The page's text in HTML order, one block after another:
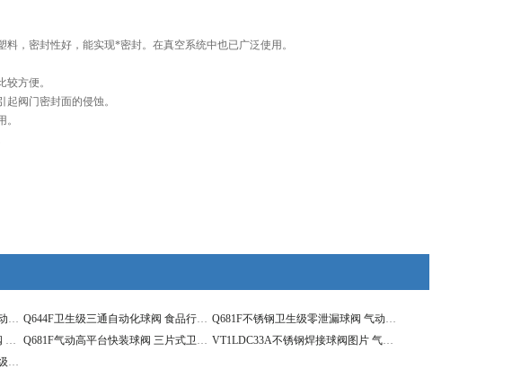
，密封性好，能实现*密封。在真空系统中也已广泛使用。
较方便。
起阀门密封面的侵蚀。
Q644F不锈钢锻造三通卫生球阀 气动快装三通球阀 Q644F卫生级三通自动化球阀 食品行业专用三通阀
Q681F不锈钢卫生级零泄漏球阀 气动食品卫生球阀
VT1LDC33A三片式不锈钢对焊球阀 气动过流介质球阀 Q681F气动高平台快装球阀 三片式卫生级阀门
VT1LDC33A不锈钢焊接球阀图片 气动三片式焊接阀门
Q681F气动卡箍球阀作用说明 卫生级阀门图片资料